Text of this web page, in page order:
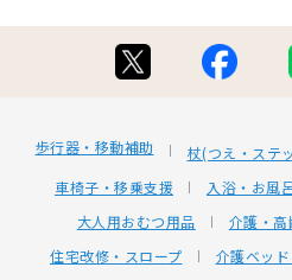
歩行器・移動補助 杖(つえ・ステ
車椅子・移乗支援
入浴・お風
大人用おむつ用品
介護・
住宅改修・スロープ
介護ベッ